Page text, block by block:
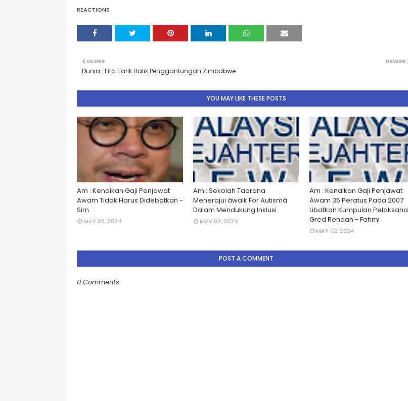
REACTIONS
NEWER
OLDER
Dunia : Fifa Tarik Balik Penggantungan Zimbabwe
YOU MAY LIKE THESE POSTS
Am : Kenaikan Gaji Penjawat
Awam Tidak Harus Didebatkan -
Sim
MAY 02, 2024
Am : Sekolah Taarana
Menerajui âwalk For Autismâ
Dalam Mendukung Inklusi
MAY 02, 2024
Am : Kenaikan Gaji Penjawat
Awam 35 Peratus Pada 2007
Libatkan Kumpulan Pelaksana
Gred Rendah - Fahmi
MAY 02, 2024
POST A COMMENT
0 Comments